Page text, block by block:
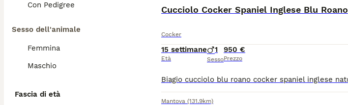
Con Pedigree
Sesso dell'animale
Femmina
Maschio
Fascia di età
Cucciolo Cocker Spaniel Inglese Blu Roano
Cocker
15 settimane
Età
1
Sesso
950 €
Prezzo
Mantova (131.9km)